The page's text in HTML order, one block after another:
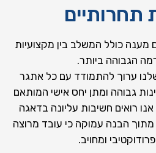
תחרותיים
מענה כולל המשלב בין מקצועיות
הגבוהה ביותר.
ערוך להתמודד עם כל אתגר
גבוהה ומתן יחס אישי המותאם
רואים חשיבות עליונה בדאגה
מתוך הבנה עמוקה כי עובד מרוצה
ומחויב.